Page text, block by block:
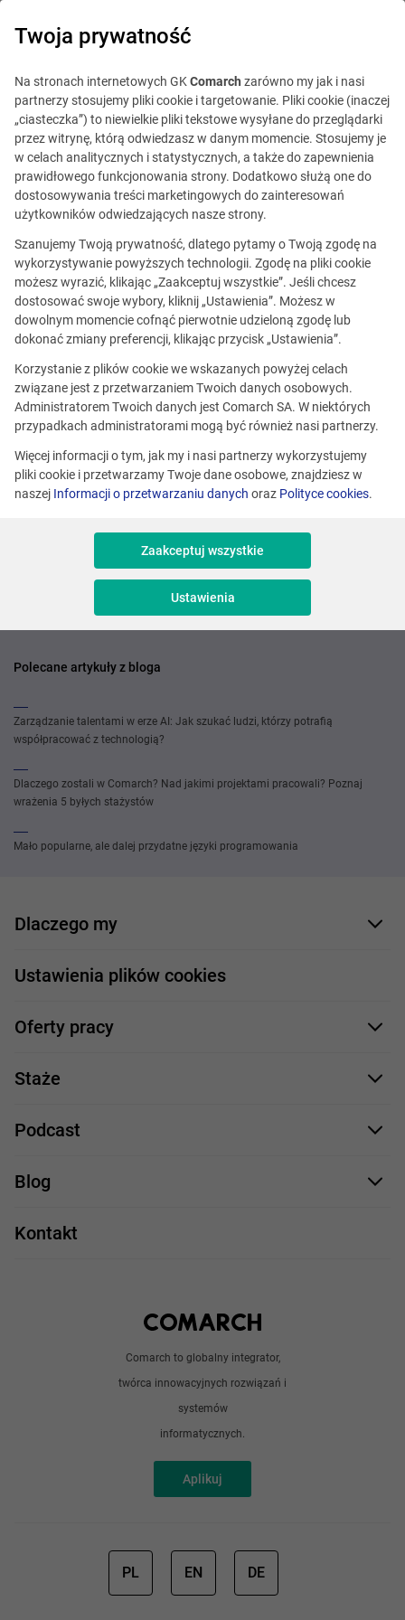
C++
C++ - wybrane oferty pracy
Kraków, Łódź, Warszawa, Wrocław, Rzeszów, Tarnów
Erlang Developer
Programowanie
Zobacz wszystkie
Polecane artykuły z bloga
Zarządzanie talentami w erze AI: Jak szukać ludzi, którzy potrafią
współpracować z technologią?
Dlaczego zostali w Comarch? Nad jakimi projektami pracowali? Poznaj
wrażenia 5 byłych stażystów
Mało popularne, ale dalej przydatne języki programowania
Comarch to globalny integrator,
twórca innowacyjnych rozwiązań i
systemów
informatycznych.
Aplikuj
Dlaczego my
Nasi pracownicy
Nasze projekty
Profile zawodowe
Ustawienia plików cookies
Oferty pracy
Formularz aplikacyjny
.NET
C++
Doświadczeni programiści
Staże
Staże IT
Podcast
Comarch Careers
Blog
Praca w IT
Kontakt
PL EN DE
Twoja prywatność
Na stronach internetowych GKComarch zarówno my jak i nasi
partnerzy stosujemy pliki cookie i targetowanie. Pliki cookie (inaczej
„ciasteczka”) to niewielkie pliki tekstowe wysyłane do przeglądarki
przez witrynę, którą odwiedzasz w danym momencie. Stosujemy je
w celach analitycznych i statystycznych, a także do zapewnienia
prawidłowego funkcjonowania strony. Dodatkowo służą one do
dostosowywania treści marketingowych do zainteresowań
użytkowników odwiedzających nasze strony.
Szanujemy Twoją prywatność, dlatego pytamy o Twoją zgodę na
wykorzystywanie powyższych technologii. Zgodę na pliki cookie
możesz wyrazić, klikając „Zaakceptuj wszystkie”. Jeśli chcesz
dostosować swoje wybory, kliknij „Ustawienia”. Możesz w
dowolnym momencie cofnąć pierwotnie udzieloną zgodę lub
dokonać zmiany preferencji, klikając przycisk „Ustawienia”.
Korzystanie z plików cookie we wskazanych powyżej celach
związane jest z przetwarzaniem Twoich danych osobowych.
Administratorem Twoich danych jest Comarch SA. W niektórych
przypadkach administratorami mogą być również nasi partnerzy.
Więcej informacji o tym, jak my i nasi partnerzy wykorzystujemy
pliki cookie i przetwarzamy Twoje dane osobowe, znajdziesz w
naszej Informacji o przetwarzaniu danych oraz Polityce cookies.
Zaakceptuj wszystkie
Ustawienia